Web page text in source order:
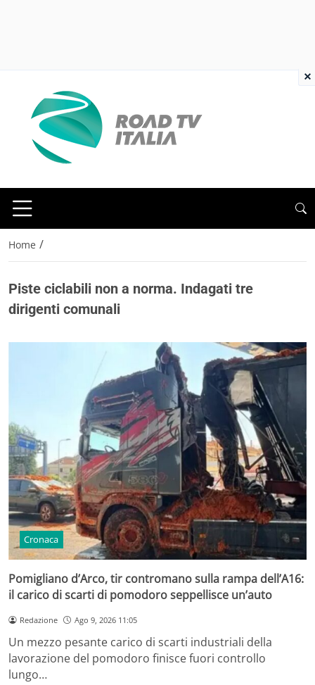
Home /
Piste ciclabili non a norma. Indagati tre
dirigenti comunali
Cronaca
Pomigliano d’Arco, tir contromano sulla rampa dell’A16:
il carico di scarti di pomodoro seppellisce un’auto
Redazione Ago 9, 2026 11:05
Un mezzo pesante carico di scarti industriali della
lavorazione del pomodoro finisce fuori controllo
lungo…
×